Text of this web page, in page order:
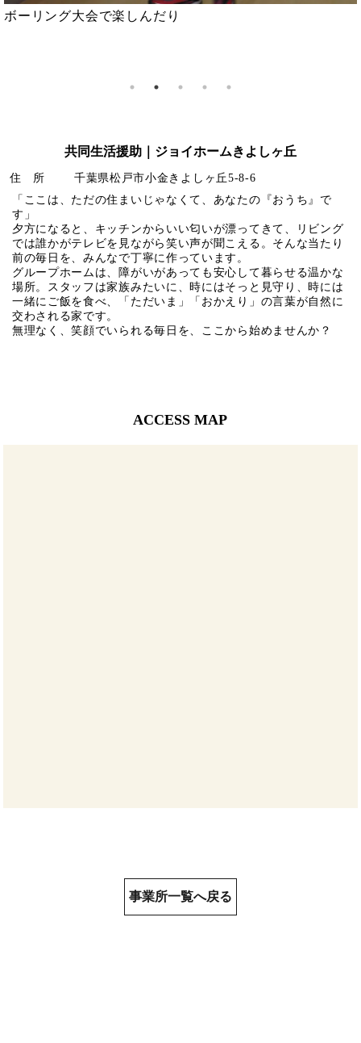
ボーリング大会で楽しんだり
共同生活援助｜ジョイホームきよしヶ丘
住 所
千葉県松戸市小金きよしヶ丘5-8-6
「ここは、ただの住まいじゃなくて、あなたの『おうち』で
す」
夕方になると、キッチンからいい匂いが漂ってきて、リビング
では誰かがテレビを見ながら笑い声が聞こえる。そんな当たり
前の毎日を、みんなで丁寧に作っています。
グループホームは、障がいがあっても安心して暮らせる温かな
場所。スタッフは家族みたいに、時にはそっと見守り、時には
一緒にご飯を食べ、「ただいま」「おかえり」の言葉が自然に
交わされる家です。
無理なく、笑顔でいられる毎日を、ここから始めませんか？
ACCESS MAP
事業所一覧へ戻る